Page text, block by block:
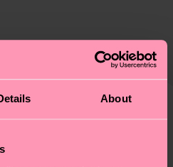
About
29% Poliestere
un vero e proprio
e tantissime altre
Vuoi scoprire
dritta utile)? Dai
pagina sulla sostenibilità!
per Italia dalla data
lavorativi. Tieni
di una stima: la
dai servizi postali
la nostra pagina
simili